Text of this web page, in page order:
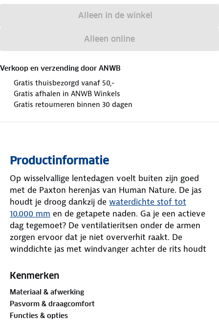
Alleen in de winkel
Alleen online
Verkoop en verzending door ANWB
Gratis thuisbezorgd vanaf 50,-
Gratis afhalen in ANWB Winkels
Gratis retourneren binnen 30 dagen
Productinformatie
Op wisselvallige lentedagen voelt buiten zijn goed
met de Paxton herenjas van Human Nature. De jas
houdt je droog dankzij de waterdichte stof tot
10.000 mm en de getapete naden. Ga je een actieve
dag tegemoet? De ventilatieritsen onder de armen
zorgen ervoor dat je niet oververhit raakt. De
winddichte jas met windvanger achter de rits houdt
eenvoudig op in de binnenzak en neem hem
makkelijk mee. De reflecterende armband in het
Kenmerken
Materiaal & afwerking
Pasvorm & draagcomfort
Functies & opties